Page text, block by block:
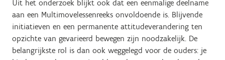
Uit het onderzoek blijkt ook dat een eenmalige deelname
aan een Multimovelessenreeks onvoldoende is. Blijvende
initiatieven en een permanente attitudeverandering ten
opzichte van gevarieerd bewegen zijn noodzakelijk. De
belangrijkste rol is dan ook weggelegd voor de ouders: je